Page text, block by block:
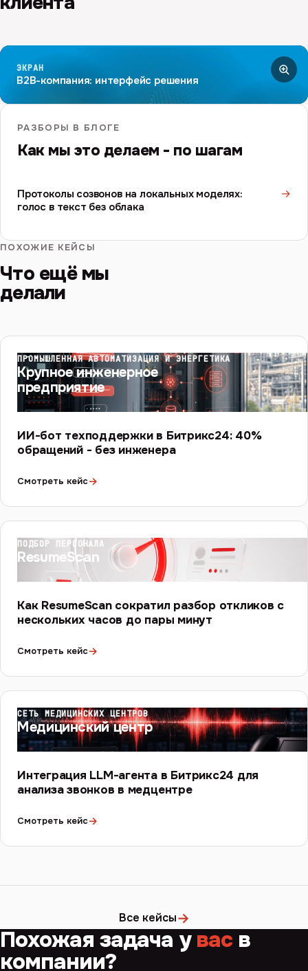
ЭКРАН
B2B-компания: интерфейс решения
РАЗБОРЫ В БЛОГЕ
Как мы это делаем - по шагам
Протоколы созвонов на локальных моделях:
голос в текст без облака
→
ПОХОЖИЕ КЕЙСЫ
Что ещё мы
делали
ПРОМЫШЛЕННАЯ АВТОМАТИЗАЦИЯ И ЭНЕРГЕТИКА
Крупное инженерное
предприятие
ИИ-бот техподдержки в Битрикс24: 40%
обращений - без инженера
Смотреть кейс→
ПОДБОР ПЕРСОНАЛА
ResumeScan
Как ResumeScan сократил разбор откликов с
нескольких часов до пары минут
Смотреть кейс→
СЕТЬ МЕДИЦИНСКИХ ЦЕНТРОВ
Медицинский центр
Интеграция LLM-агента в Битрикс24 для
анализа звонков в медцентре
Смотреть кейс→
Все кейсы→
Похожая задача увасв
компании?